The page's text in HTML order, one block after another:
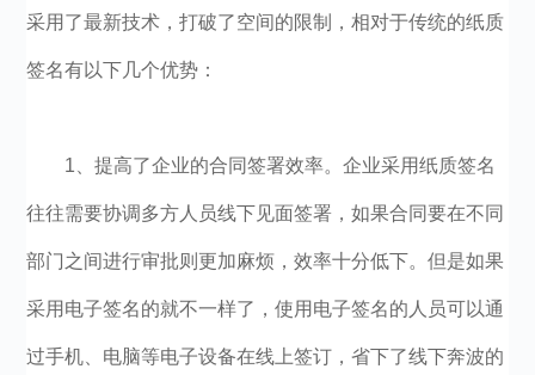
采用了最新技术，打破了空间的限制，相对于传统的纸质
签名有以下几个优势：
1、提高了企业的合同签署效率。企业采用纸质签名
往往需要协调多方人员线下见面签署，如果合同要在不同
部门之间进行审批则更加麻烦，效率十分低下。但是如果
采用电子签名的就不一样了，使用电子签名的人员可以通
过手机、电脑等电子设备在线上签订，省下了线下奔波的